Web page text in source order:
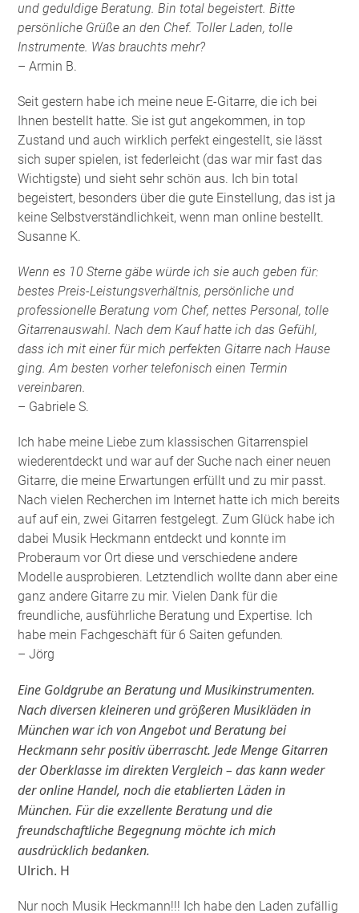
und geduldige Beratung. Bin total begeistert. Bitte
persönliche Grüße an den Chef. Toller Laden, tolle
Instrumente. Was brauchts mehr?
– Armin B.
Seit gestern habe ich meine neue E-Gitarre, die ich bei
Ihnen bestellt hatte. Sie ist gut angekommen, in top
Zustand und auch wirklich perfekt eingestellt, sie lässt
sich super spielen, ist federleicht (das war mir fast das
Wichtigste) und sieht sehr schön aus. Ich bin total
begeistert, besonders über die gute Einstellung, das ist ja
keine Selbstverständlichkeit, wenn man online bestellt.
Susanne K.
Wenn es 10 Sterne gäbe würde ich sie auch geben für:
bestes Preis-Leistungsverhältnis, persönliche und
professionelle Beratung vom Chef, nettes Personal, tolle
Gitarrenauswahl. Nach dem Kauf hatte ich das Gefühl,
dass ich mit einer für mich perfekten Gitarre nach Hause
ging. Am besten vorher telefonisch einen Termin
vereinbaren.
– Gabriele S.
Ich habe meine Liebe zum klassischen Gitarrenspiel
wiederentdeckt und war auf der Suche nach einer neuen
Gitarre, die meine Erwartungen erfüllt und zu mir passt.
Nach vielen Recherchen im Internet hatte ich mich bereits
auf auf ein, zwei Gitarren festgelegt. Zum Glück habe ich
dabei Musik Heckmann entdeckt und konnte im
Proberaum vor Ort diese und verschiedene andere
Modelle ausprobieren. Letztendlich wollte dann aber eine
ganz andere Gitarre zu mir. Vielen Dank für die
freundliche, ausführliche Beratung und Expertise. Ich
habe mein Fachgeschäft für 6 Saiten gefunden.
– Jörg
Eine Goldgrube an Beratung und Musikinstrumenten.
Nach diversen kleineren und größeren Musikläden in
München war ich von Angebot und Beratung bei
Heckmann sehr positiv überrascht. Jede Menge Gitarren
der Oberklasse im direkten Vergleich – das kann weder
der online Handel, noch die etablierten Läden in
München. Für die exzellente Beratung und die
freundschaftliche Begegnung möchte ich mich
ausdrücklich bedanken.
Ulrich. H
Nur noch Musik Heckmann!!! Ich habe den Laden zufällig